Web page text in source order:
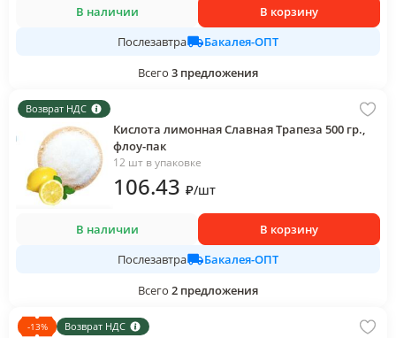
В наличии
В корзину
Послезавтра
Бакалея-ОПТ
Всего 3 предложения
Возврат НДС
Кислота лимонная Славная Трапеза 500 гр.,
флоу-пак
12 шт в упаковке
106.43 ₽/шт
В наличии
В корзину
Послезавтра
Бакалея-ОПТ
Всего 2 предложения
-13% Возврат НДС